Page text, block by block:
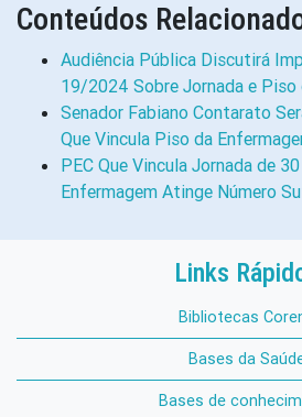
Conteúdos
Audiência Pública Discutirá
19/2024 Sobre Jornada e Piso
Senador Fabiano Contarato
Que Vincula Piso da
PEC Que Vincula Jornada de
Enfermagem Atinge Número
Links
Bibliotecas
Bases da
Bases de